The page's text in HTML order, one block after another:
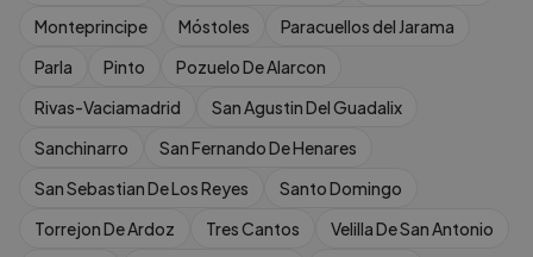
Monteprincipe
Móstoles
Paracuellos del Jarama
Parla
Pinto
Pozuelo De Alarcon
Rivas-Vaciamadrid
San Agustin Del Guadalix
Sanchinarro
San Fernando De Henares
San Sebastian De Los Reyes
Santo Domingo
Torrejon De Ardoz
Tres Cantos
Velilla De San Antonio